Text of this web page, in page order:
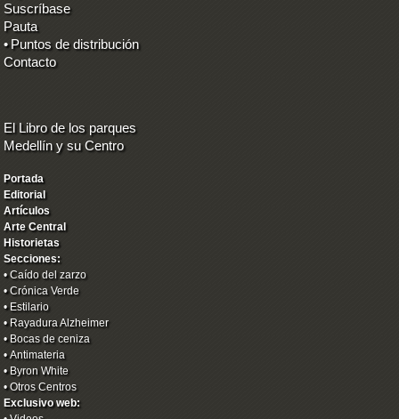
Suscríbase
Pauta
• Puntos de distribución
Contacto
El Libro de los parques
Medellín y su Centro
Portada
Editorial
Artículos
Arte Central
Historietas
Secciones:
•Caído del zarzo
•Crónica Verde
• Estilario
• Rayadura Alzheimer
• Bocas de ceniza
•Antimateria
• Byron White
•Otros Centros
Exclusivo web: